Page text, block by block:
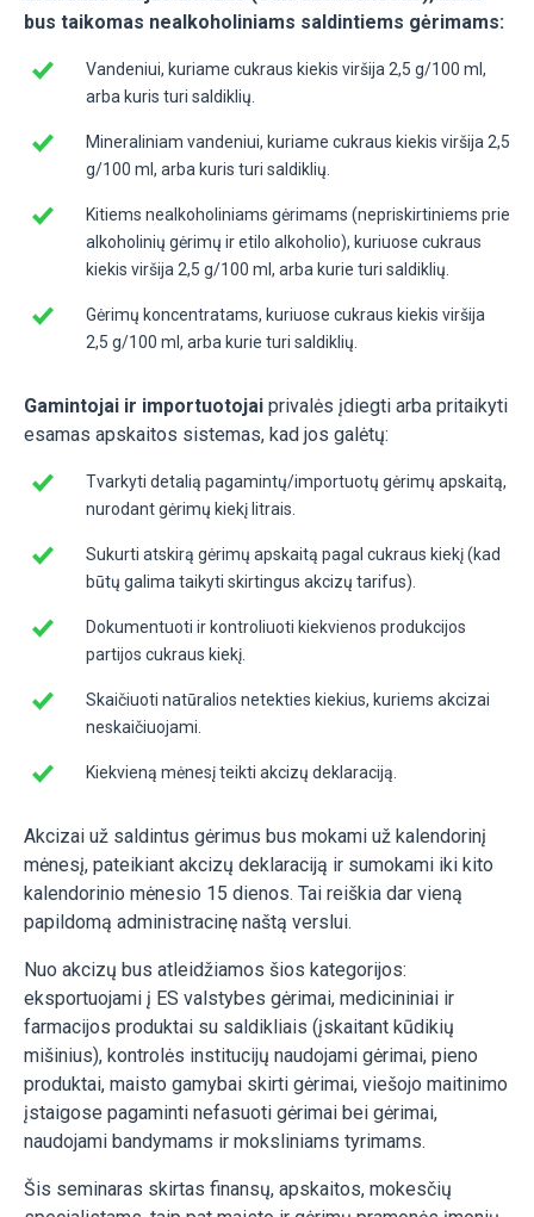
bus taikomas nealkoholiniams saldintiems gėrimams:
Vandeniui, kuriame cukraus kiekis viršija 2,5 g/100 ml,
arba kuris turi saldiklių.
Mineraliniam vandeniui, kuriame cukraus kiekis viršija 2,5
g/100 ml, arba kuris turi saldiklių.
Kitiems nealkoholiniams gėrimams (nepriskirtiniems prie
alkoholinių gėrimų ir etilo alkoholio), kuriuose cukraus
kiekis viršija 2,5 g/100 ml, arba kurie turi saldiklių.
Gėrimų koncentratams, kuriuose cukraus kiekis viršija
2,5 g/100 ml, arba kurie turi saldiklių.
Gamintojai ir importuotojai privalės įdiegti arba pritaikyti
esamas apskaitos sistemas, kad jos galėtų:
Tvarkyti detalią pagamintų/importuotų gėrimų apskaitą,
nurodant gėrimų kiekį litrais.
Sukurti atskirą gėrimų apskaitą pagal cukraus kiekį (kad
būtų galima taikyti skirtingus akcizų tarifus).
Dokumentuoti ir kontroliuoti kiekvienos produkcijos
partijos cukraus kiekį.
Skaičiuoti natūralios netekties kiekius, kuriems akcizai
neskaičiuojami.
Kiekvieną mėnesį teikti akcizų deklaraciją.
Akcizai už saldintus gėrimus bus mokami už kalendorinį
mėnesį, pateikiant akcizų deklaraciją ir sumokami iki kito
kalendorinio mėnesio 15 dienos. Tai reiškia dar vieną
papildomą administracinę naštą verslui.
Nuo akcizų bus atleidžiamos šios kategorijos:
eksportuojami į ES valstybes gėrimai, medicininiai ir
farmacijos produktai su saldikliais (įskaitant kūdikių
mišinius), kontrolės institucijų naudojami gėrimai, pieno
produktai, maisto gamybai skirti gėrimai, viešojo maitinimo
įstaigose pagaminti nefasuoti gėrimai bei gėrimai,
naudojami bandymams ir moksliniams tyrimams.
Šis seminaras skirtas finansų, apskaitos, mokesčių